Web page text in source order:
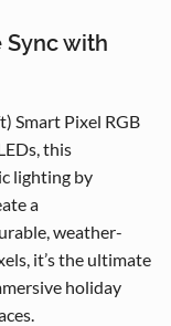
Sync with
Smart Pixel RGB
this
lighting by
a
weather-
it’s the ultimate
holiday